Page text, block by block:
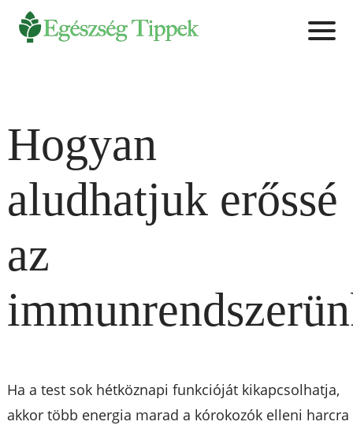
Hogyan
aludhatjuk erőssé
az
Ha a test sok hétköznapi funkcióját kikapcsolhatja,
akkor több energia marad a kórokozók elleni harcra